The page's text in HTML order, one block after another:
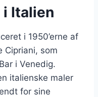
Italien
i 1950’erne af
Cipriani, som
i Venedig.
italienske maler
for sine